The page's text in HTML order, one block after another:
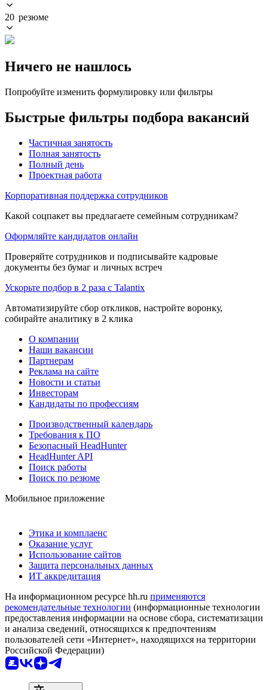
20 резюме
Ничего не нашлось
Попробуйте изменить формулировку или фильтры
Быстрые фильтры подбора вакансий
Частичная занятость
Полная занятость
Полный день
Проектная работа
Корпоративная поддержка сотрудников
Какой соцпакет вы предлагаете семейным сотрудникам?
Оформляйте кандидатов онлайн
Проверяйте сотрудников и подписывайте кадровые
документы без бумаг и личных встреч
Ускорьте подбор в 2 раза с Talantix
Автоматизируйте сбор откликов, настройте воронку,
собирайте аналитику в 2 клика
О компании
Наши вакансии
Партнерам
Реклама на сайте
Новости и статьи
Инвесторам
Кандидаты по профессиям
Производственный календарь
Требования к ПО
Безопасный HeadHunter
HeadHunter API
Поиск работы
Поиск по резюме
Мобильное приложение
Этика и комплаенс
Оказание услуг
Использование сайтов
Защита персональных данных
ИТ аккредитация
На информационном ресурсе hh.ru применяются
рекомендательные технологии (информационные технологии
предоставления информации на основе сбора, систематизации
и анализа сведений, относящихся к предпочтениям
пользователей сети «Интернет», находящихся на территории
Российской Федерации)